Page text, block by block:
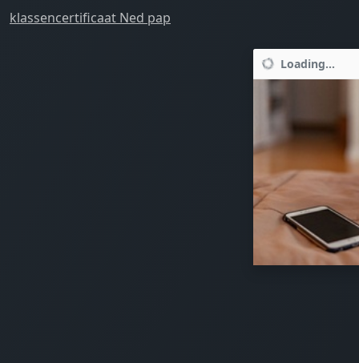
klassencertificaat Ned pap
Loading...